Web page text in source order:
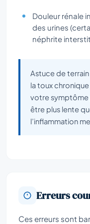
Douleur rénale
des urines
néphrite
Astuce de
la toux
votre symptôme
être plus lente
l’inflammation
Erreurs
Ces erreurs sont